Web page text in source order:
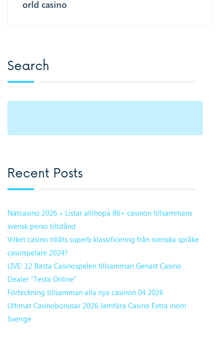
orld casino
Search
Recent Posts
Nätcasino 2026 » Listar allihopa 86+ casinon tillsammans
svensk perso tillstånd
Vilket casino tillåts superb klassificering från svenska språke
casinspelare 2024?
LIVE: 12 Bästa Casinospelen tillsamman Genast Casino
Dealer “Testa Online”
Förteckning tillsamman alla nya casinon 04 2026
Ultimat Casinobonusar 2026 Jämföra Casino Extra inom
Sverige